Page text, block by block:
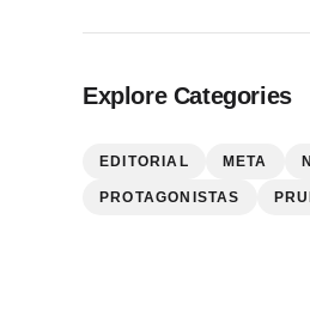
Explore Categories
EDITORIAL META
PROTAGONISTAS